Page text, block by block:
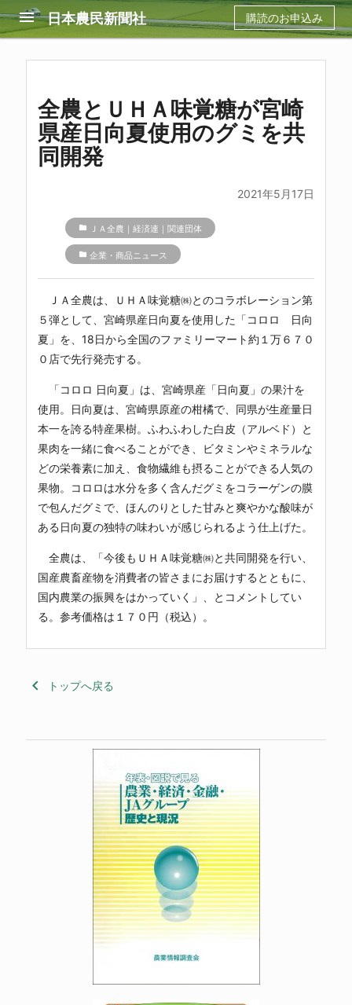
menu 日本農民新聞社 購読のお申込み
全農とＵＨＡ味覚糖が宮崎
県産日向夏使用のグミを共
同開発
2021年5月17日
folder ＪＡ全農｜経済連｜関連団体
folder 企業・商品ニュース
ＪＡ全農は、ＵＨＡ味覚糖㈱とのコラボレーション第
５弾として、宮崎県産日向夏を使用した「コロロ 日向
夏」を、18日から全国のファミリーマート約１万６７０
０店で先行発売する。
「コロロ 日向夏」は、宮崎県産「日向夏」の果汁を
使用。日向夏は、宮崎県原産の柑橘で、同県が生産量日
本一を誇る特産果樹。ふわふわした白皮（アルベド）と
果肉を一緒に食べることができ、ビタミンやミネラルな
どの栄養素に加え、食物繊維も摂ることができる人気の
果物。コロロは水分を多く含んだグミをコラーゲンの膜
で包んだグミで、ほんのりとした甘みと爽やかな酸味が
ある日向夏の独特の味わいが感じられるよう仕上げた。
全農は、「今後もＵＨＡ味覚糖㈱と共同開発を行い、
国産農畜産物を消費者の皆さまにお届けするとともに、
国内農業の振興をはかっていく」、とコメントしてい
る。参考価格は１７０円（税込）。
keyboard_arrow_left トップへ戻る